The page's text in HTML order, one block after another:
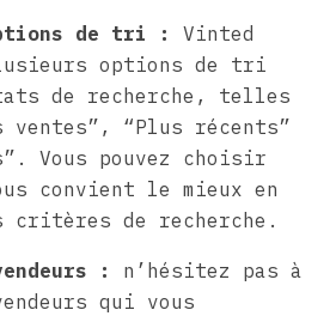
de tri :
Vinted
options de tri
de recherche, telles
ventes”, “Plus récents”
Vous pouvez choisir
convient le mieux en
critères de recherche.
:
n’hésitez pas à
qui vous